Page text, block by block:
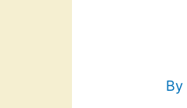
By